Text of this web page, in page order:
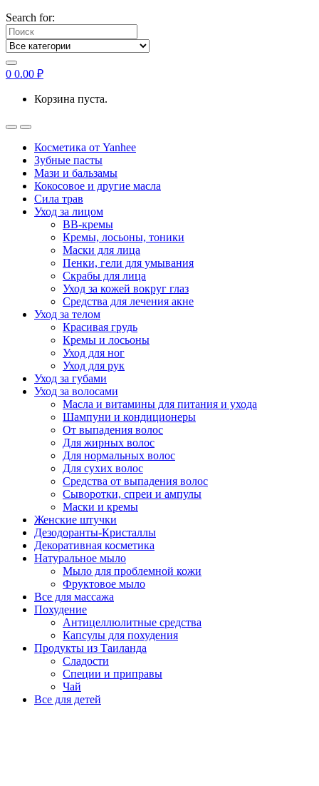
Search for:
0 0.00 ₽
Корзина пуста.
Косметика от Yanhee
Зубные пасты
Мази и бальзамы
Кокосовое и другие масла
Сила трав
Уход за лицом
BB-кремы
Кремы, лосьоны, тоники
Маски для лица
Пенки, гели для умывания
Скрабы для лица
Уход за кожей вокруг глаз
Средства для лечения акне
Уход за телом
Красивая грудь
Кремы и лосьоны
Уход для ног
Уход для рук
Уход за губами
Уход за волосами
Масла и витамины для питания и ухода
Шампуни и кондиционеры
От выпадения волос
Для жирных волос
Для нормальных волос
Для сухих волос
Средства от выпадения волос
Сыворотки, спреи и ампулы
Маски и кремы
Женские штучки
Дезодоранты-Кристаллы
Декоративная косметика
Натуральное мыло
Мыло для проблемной кожи
Фруктовое мыло
Все для массажа
Похудение
Антицеллюлитные средства
Капсулы для похудения
Продукты из Таиланда
Сладости
Специи и приправы
Чай
Все для детей